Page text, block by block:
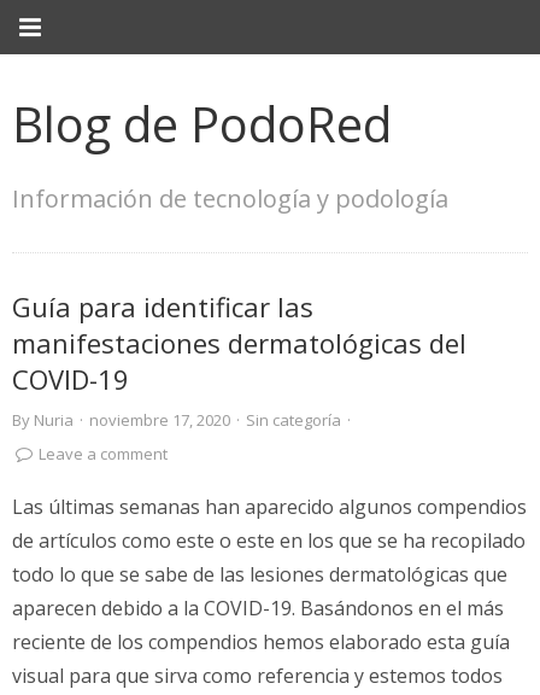
Blog de PodoRed
Información de tecnología y podología
Guía para identificar las
manifestaciones dermatológicas del
COVID-19
By Nuria · noviembre 17, 2020 · Sin categoría ·
Leave a comment
Las últimas semanas han aparecido algunos compendios
de artículos como este o este en los que se ha recopilado
todo lo que se sabe de las lesiones dermatológicas que
aparecen debido a la COVID-19. Basándonos en el más
reciente de los compendios hemos elaborado esta guía
visual para que sirva como referencia y estemos todos